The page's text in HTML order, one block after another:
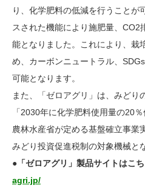
り、化学肥料の低減を行うことが
スされた機能により施肥量、CO2
能となりました。これにより、栽
め、カーボンニュートラル、
可能となります。
また、「ゼロアグリ」は、みどり
「2030年に化学肥料使用量の20
農林水産省が定める基盤確立事業
みどり投資促進税制の対象機械と
●「ゼロアグリ」製品サイトはこち
agri.jp/